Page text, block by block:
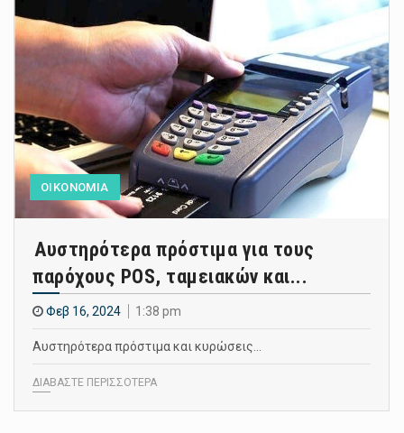
ΟΙΚΟΝΟΜΙΑ
Αυστηρότερα πρόστιμα για τους
παρόχους POS, ταμειακών και...
Φεβ 16, 2024 1:38 pm
Αυστηρότερα πρόστιμα και κυρώσεις…
ΔΙΑΒΑΣΤΕ ΠΕΡΙΣΣΟΤΕΡΑ